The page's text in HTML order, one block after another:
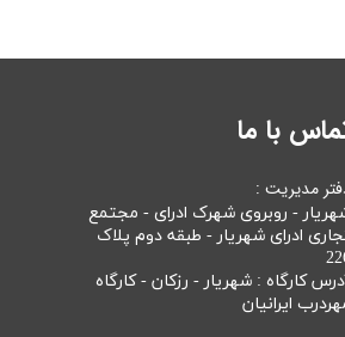
با ما
مدیریت :
- روبروی شهرک ادرای - مجتمع
ادرای شهریار - طبقه دوم پلاک
کارگاه : شهریار - رزکان - کارگاه
ایرانیان